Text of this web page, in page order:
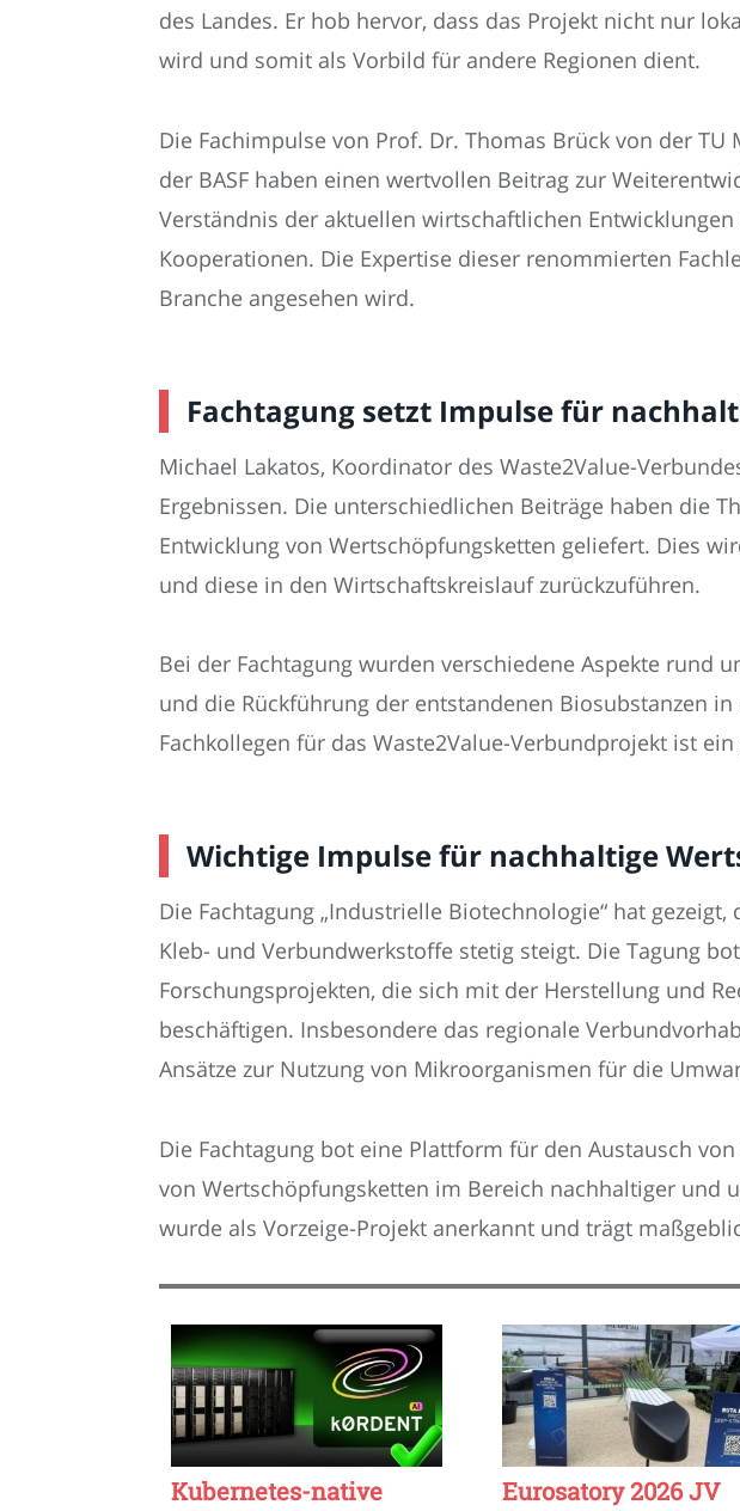
des Landes. Er hob hervor, dass das Projekt nicht nur
wird und somit als Vorbild für andere Regionen dient.
Die Fachimpulse von Prof. Dr. Thomas Brück von der
der BASF haben einen wertvollen Beitrag zur
Verständnis der aktuellen wirtschaftlichen
Kooperationen. Die Expertise dieser renommierten
Branche angesehen wird.
Fachtagung setzt Impulse für
Michael Lakatos, Koordinator des Waste2Value-
Ergebnissen. Die unterschiedlichen Beiträge haben die
Entwicklung von Wertschöpfungsketten geliefert. Dies
und diese in den Wirtschaftskreislauf zurückzuführen.
Bei der Fachtagung wurden verschiedene Aspekte rund
und die Rückführung der entstandenen Biosubstanzen
Fachkollegen für das Waste2Value-Verbundprojekt ist
Wichtige Impulse für nachhaltige
Die Fachtagung „Industrielle Biotechnologie“ hat
Kleb- und Verbundwerkstoffe stetig steigt. Die Tagung
Forschungsprojekten, die sich mit der Herstellung und
beschäftigen. Insbesondere das regionale
Ansätze zur Nutzung von Mikroorganismen für die
Die Fachtagung bot eine Plattform für den Austausch
von Wertschöpfungsketten im Bereich nachhaltiger und
wurde als Vorzeige-Projekt anerkannt und trägt
Kubernetes-native
Eurosatory 2026 JV